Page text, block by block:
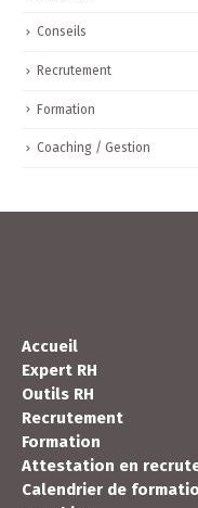
Formation
Accueil
Expert RH
Outils RH